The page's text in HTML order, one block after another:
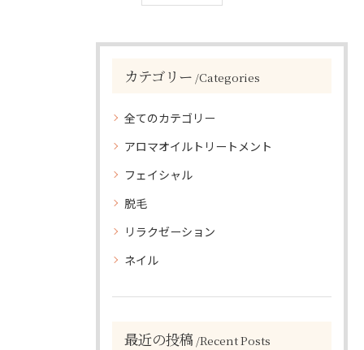
カテゴリー Categories
全てのカテゴリー
アロマオイルトリートメント
フェイシャル
脱毛
リラクゼーション
ネイル
最近の投稿 Recent Posts